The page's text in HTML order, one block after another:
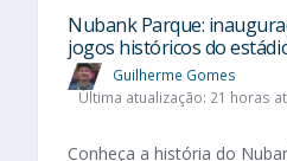
Nubank Parque:
jogos históricos do
Guilherme Gomes
Última atualização: 21 horas
Conheça a história do